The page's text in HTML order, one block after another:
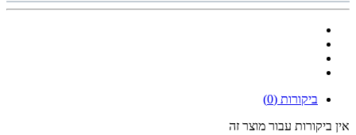
ביקורות (0)
אין ביקורות עבור מוצר זה